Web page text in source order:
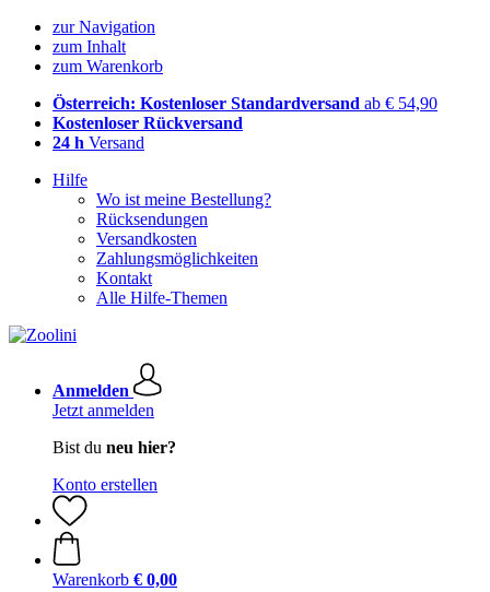
zur Navigation
zum Inhalt
zum Warenkorb
Österreich: Kostenloser Standardversand ab € 54,90
Kostenloser Rückversand
24 h Versand
Hilfe
Wo ist meine Bestellung?
Rücksendungen
Versandkosten
Zahlungsmöglichkeiten
Kontakt
Alle Hilfe-Themen
Anmelden
Jetzt anmelden
Bist du neu hier?
Konto erstellen
Warenkorb € 0,00